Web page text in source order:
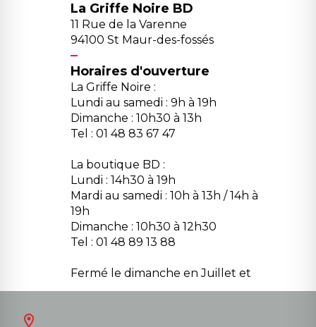
La Griffe Noire BD
11 Rue de la Varenne
94100 St Maur-des-fossés
Horaires d'ouverture
La Griffe Noire :
Lundi au samedi : 9h à 19h
Dimanche : 10h30 à 13h
Tel : 01 48 83 67 47
La boutique BD :
Lundi : 14h30 à 19h
Mardi au samedi : 10h à 13h / 14h à
19h
Dimanche : 10h30 à 12h30
Tel : 01 48 89 13 88
Fermé le dimanche en Juillet et
Août